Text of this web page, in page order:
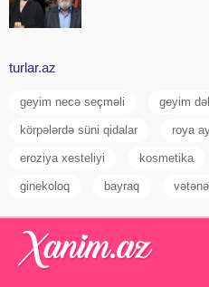
turlar.az
geyim necə seçməli geyim
körpələrdə süni qidalar roya
eroziya xesteliyi kosmetika
ginekoloq bayraq